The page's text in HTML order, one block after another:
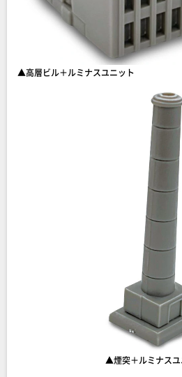
▲高層ビル＋ルミナスユニット
▲煙突＋ルミナスユ